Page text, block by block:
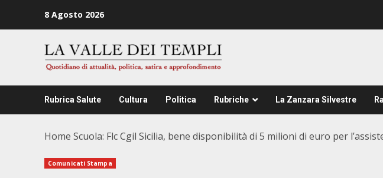
8 Agosto 2026
Rubrica Salute Cultura Politica Rubriche La Zanzara Silvestre
Home Scuola: Flc Cgil Sicilia, bene disponibilità di 5 milioni di euro per
Comunicati Stampa